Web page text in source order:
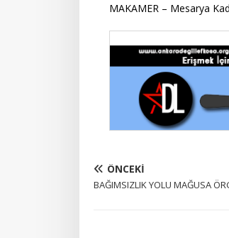
MAKAMER – Mesarya
ÖNCEKI
BAĞIMSIZLIK YOLU MAĞUSA